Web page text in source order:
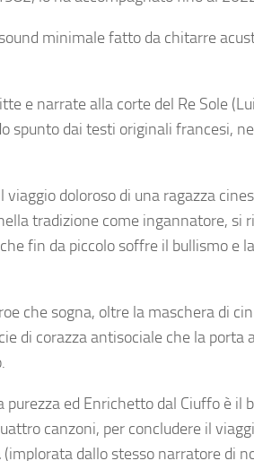
minimale fatto da chitarre
e narrate alla corte del Re Sole
spunto dai testi originali francesi,
viaggio doloroso di una ragazza
tradizione come ingannatore, si
fin da piccolo soffre il bullismo e la
che sogna, oltre la maschera di
di corazza antisociale che la porta
ed Enrichetto dal Ciuffo è il
canzoni, per concludere il
(implorata dallo stesso narratore di